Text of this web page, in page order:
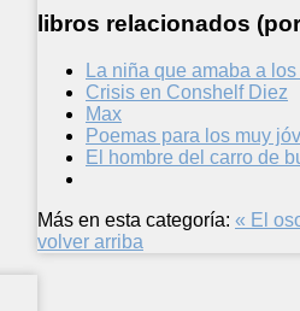
libros relacionados
La niña que amaba a
Crisis en Conshelf Diez
Max
Poemas para los muy
El hombre del carro de
Más en esta categoría: « El
volver arriba